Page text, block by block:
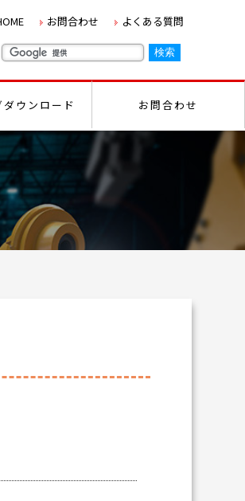
お問合わせ よくある質問
ウンロード お問合わせ